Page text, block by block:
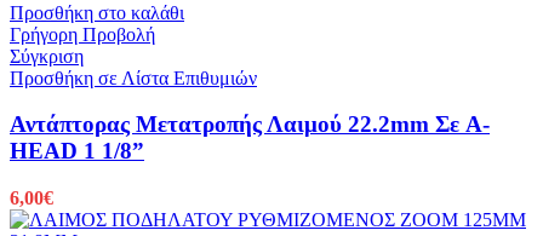
Προσθήκη στο καλάθι
Γρήγορη Προβολή
Σύγκριση
Προσθήκη σε Λίστα Επιθυμιών
Αντάπτορας Μετατροπής Λαιμού 22.2mm Σε A-
HEAD 1 1/8”
6,00€